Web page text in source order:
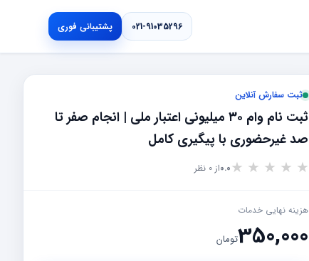
021-91035296 پشتیبانی فوری
ثبت سفارش آنلاین
ثبت نام وام ۳۰ میلیونی اعتبار ملی | انجام صفر تا
صد غیرحضوری با پیگیری کامل
★
★
★
★
★
0.0از 0 نظر
هزینه نهایی خدمات
350,000تومان